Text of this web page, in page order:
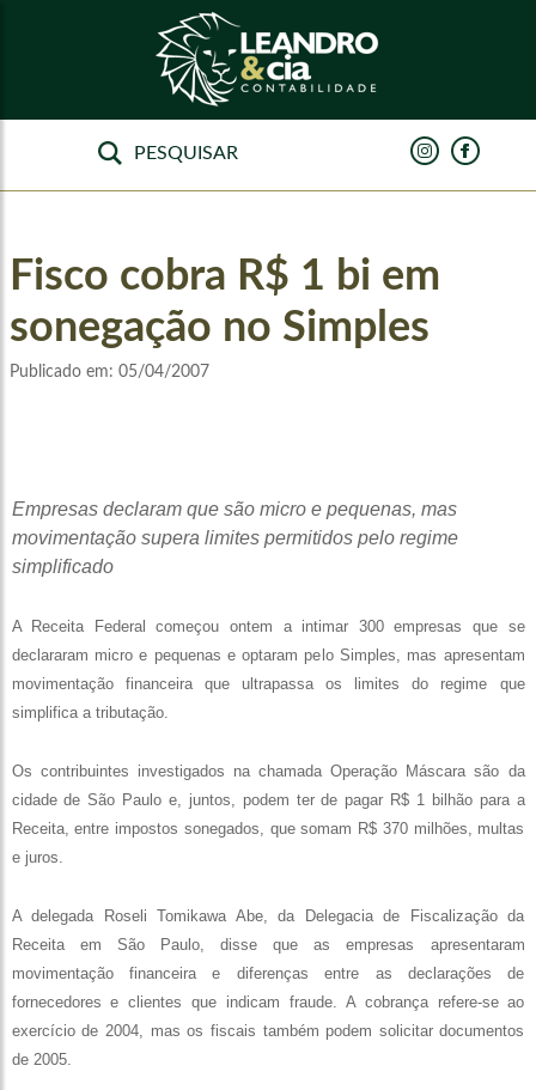
Fisco cobra R$ 1 bi em
sonegação no Simples
Publicado em: 05/04/2007
Empresas declaram que são micro e pequenas, mas
movimentação supera limites permitidos pelo regime
simplificado
A Receita Federal começou ontem a intimar 300 empresas que se
declararam micro e pequenas e optaram pelo Simples, mas apresentam
movimentação financeira que ultrapassa os limites do regime que
simplifica a tributação.
Os contribuintes investigados na chamada Operação Máscara são da
cidade de São Paulo e, juntos, podem ter de pagar R$ 1 bilhão para a
Receita, entre impostos sonegados, que somam R$ 370 milhões, multas
e juros.
A delegada Roseli Tomikawa Abe, da Delegacia de Fiscalização da
Receita em São Paulo, disse que as empresas apresentaram
movimentação financeira e diferenças entre as declarações de
fornecedores e clientes que indicam fraude. A cobrança refere-se ao
exercício de 2004, mas os fiscais também podem solicitar documentos
de 2005.